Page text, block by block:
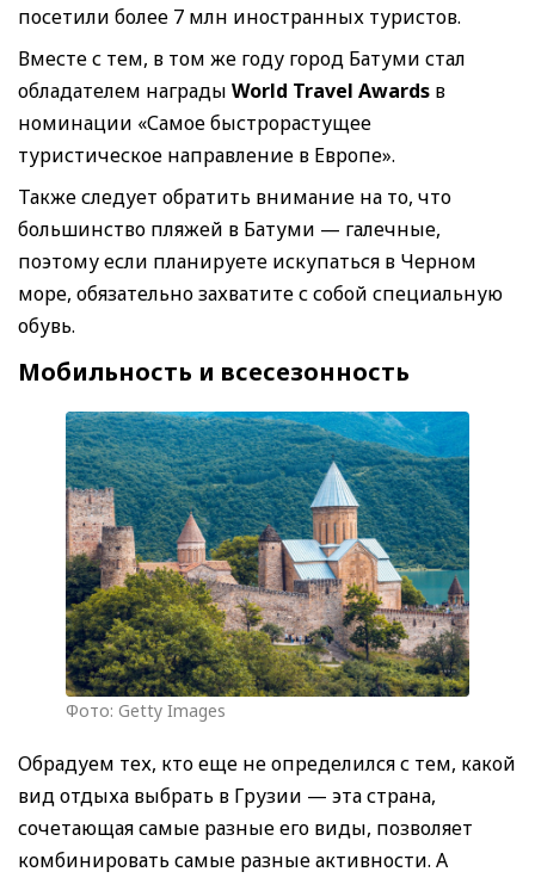
посетили более 7 млн иностранных туристов.
Вместе с тем, в том же году город Батуми стал
обладателем награды World Travel Awards в
номинации «Самое быстрорастущее
туристическое направление в Европе».
Также следует обратить внимание на то, что
большинство пляжей в Батуми — галечные,
поэтому если планируете искупаться в Черном
море, обязательно захватите с собой специальную
обувь.
Мобильность и всесезонность
Фото: Getty Images
Обрадуем тех, кто еще не определился с тем, какой
вид отдыха выбрать в Грузии — эта страна,
сочетающая самые разные его виды, позволяет
комбинировать самые разные активности. А